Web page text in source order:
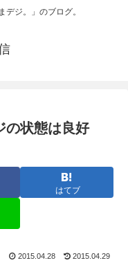
ジ。」のブログ。
の状態は良好
はてブ
2015.04.28 2015.04.29